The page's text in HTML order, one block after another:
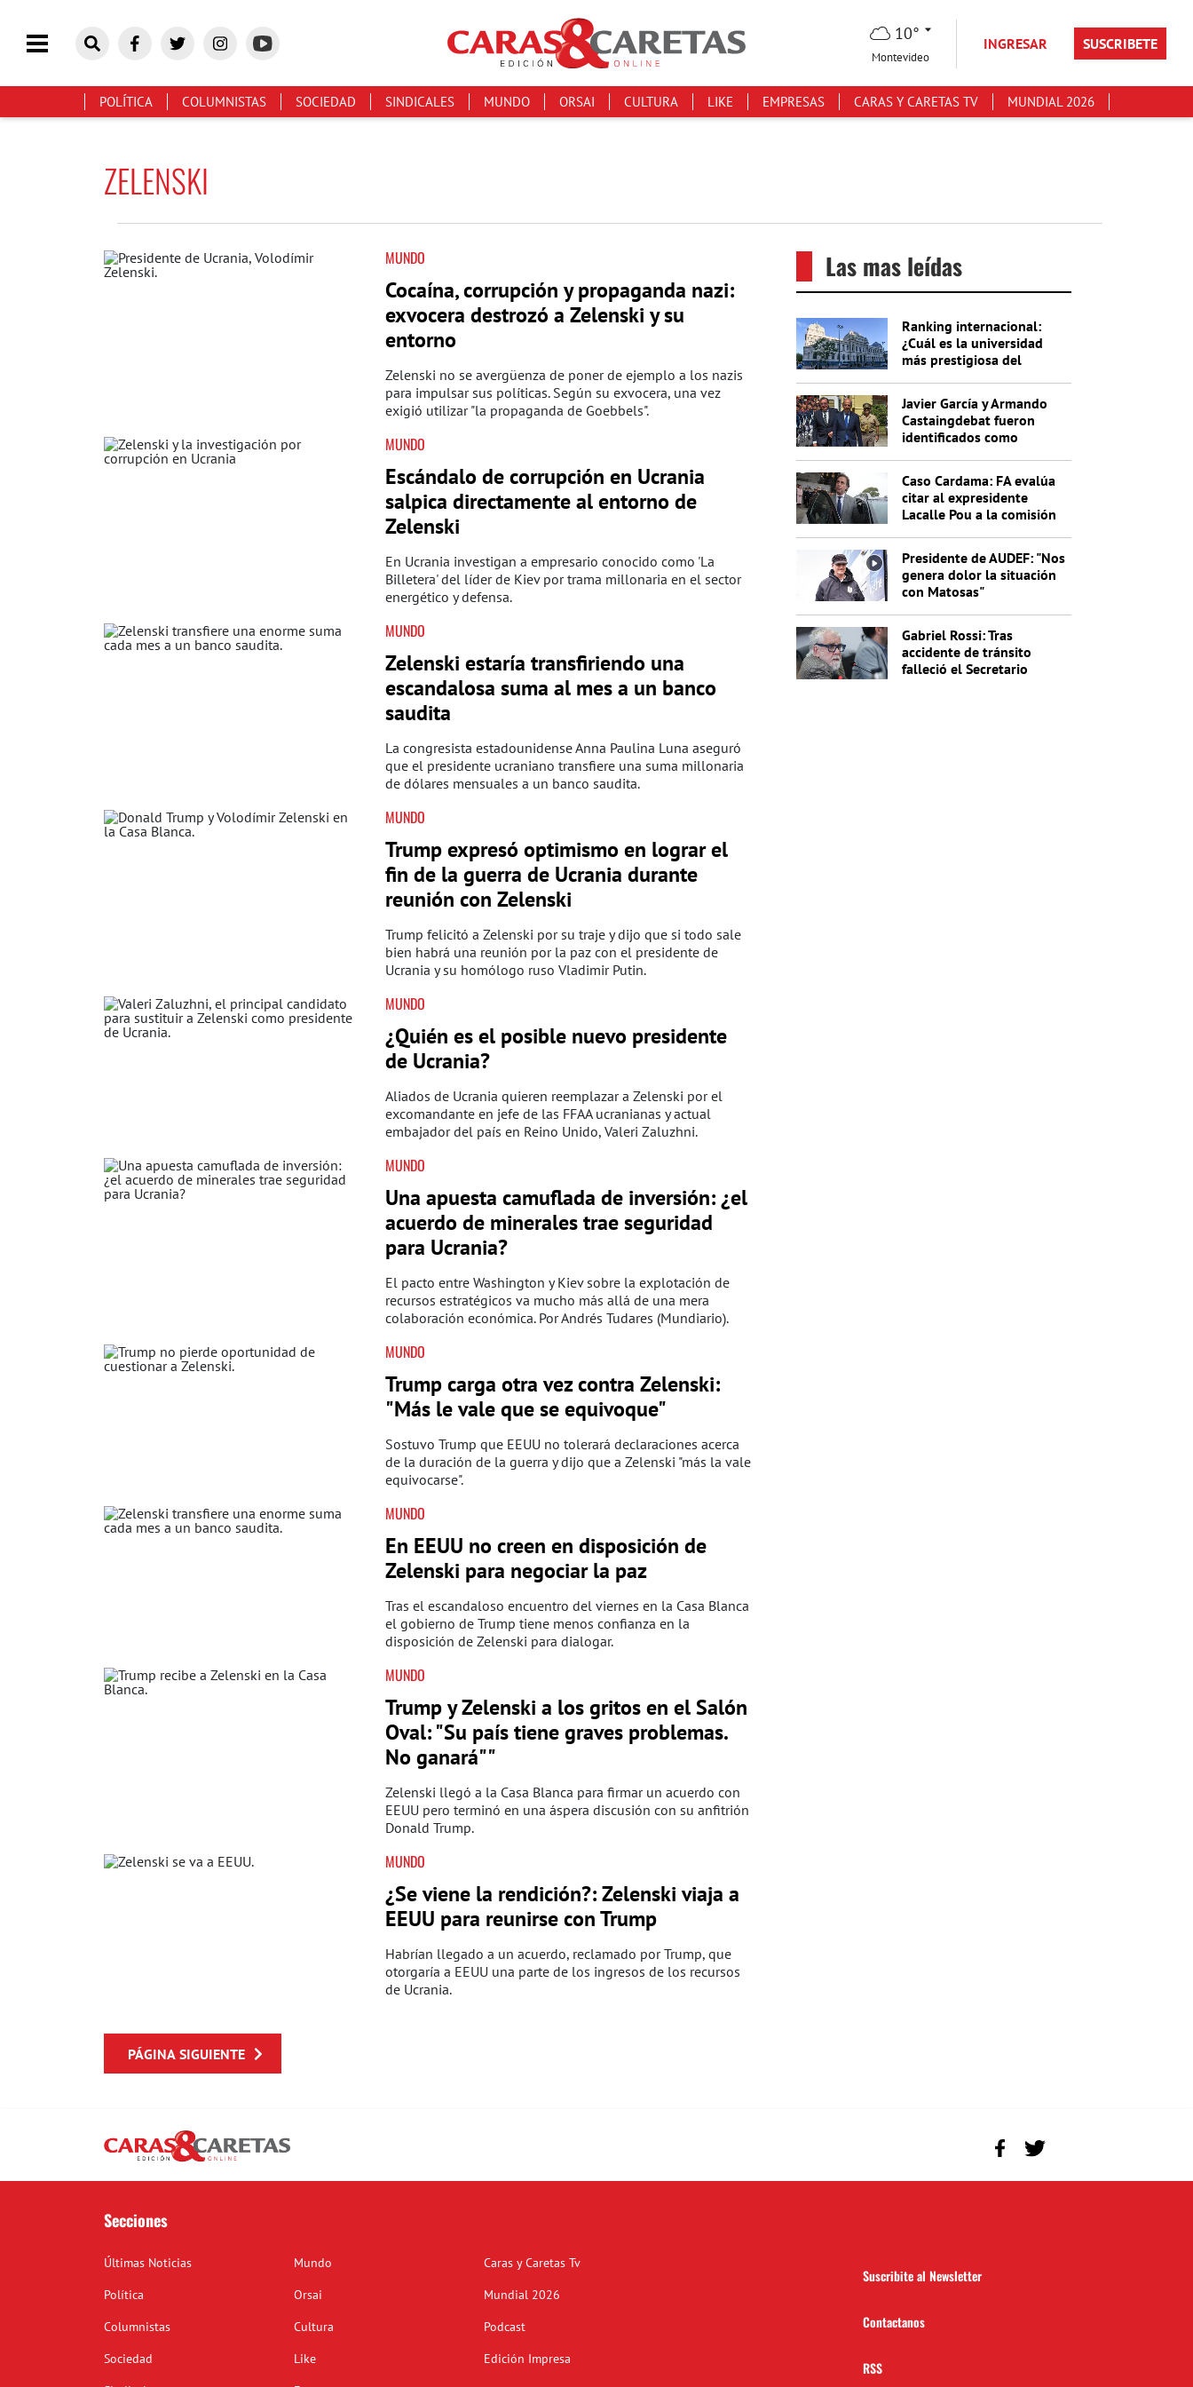
10°
Montevideo
INGRESAR SUSCRIBETE
POLÍTICA COLUMNISTAS SOCIEDAD SINDICALES MUNDO ORSAI CULTURA LIKE EMPRESAS CARAS Y CARETAS TV MUNDIAL 2026
ZELENSKI
MUNDO
Cocaína, corrupción y propaganda nazi:
exvocera destrozó a Zelenski y su
entorno
Zelenski no se avergüenza de poner de ejemplo a los nazis
para impulsar sus políticas. Según su exvocera, una vez
exigió utilizar "la propaganda de Goebbels".
MUNDO
Escándalo de corrupción en Ucrania
salpica directamente al entorno de
Zelenski
En Ucrania investigan a empresario conocido como 'La
Billetera' del líder de Kiev por trama millonaria en el sector
energético y defensa.
MUNDO
Zelenski estaría transfiriendo una
escandalosa suma al mes a un banco
saudita
La congresista estadounidense Anna Paulina Luna aseguró
que el presidente ucraniano transfiere una suma millonaria
de dólares mensuales a un banco saudita.
MUNDO
Trump expresó optimismo en lograr el
fin de la guerra de Ucrania durante
reunión con Zelenski
Trump felicitó a Zelenski por su traje y dijo que si todo sale
bien habrá una reunión por la paz con el presidente de
Ucrania y su homólogo ruso Vladimir Putin.
MUNDO
¿Quién es el posible nuevo presidente
de Ucrania?
Aliados de Ucrania quieren reemplazar a Zelenski por el
excomandante en jefe de las FFAA ucranianas y actual
embajador del país en Reino Unido, Valeri Zaluzhni.
MUNDO
Una apuesta camuflada de inversión: ¿el
acuerdo de minerales trae seguridad
para Ucrania?
El pacto entre Washington y Kiev sobre la explotación de
recursos estratégicos va mucho más allá de una mera
colaboración económica. Por Andrés Tudares (Mundiario).
MUNDO
Trump carga otra vez contra Zelenski:
"Más le vale que se equivoque"
Sostuvo Trump que EEUU no tolerará declaraciones acerca
de la duración de la guerra y dijo que a Zelenski "más la vale
equivocarse".
MUNDO
En EEUU no creen en disposición de
Zelenski para negociar la paz
Tras el escandaloso encuentro del viernes en la Casa Blanca
el gobierno de Trump tiene menos confianza en la
disposición de Zelenski para dialogar.
MUNDO
Trump y Zelenski a los gritos en el Salón
Oval: "Su país tiene graves problemas.
No ganará""
Zelenski llegó a la Casa Blanca para firmar un acuerdo con
EEUU pero terminó en una áspera discusión con su anfitrión
Donald Trump.
MUNDO
¿Se viene la rendición?: Zelenski viaja a
EEUU para reunirse con Trump
Habrían llegado a un acuerdo, reclamado por Trump, que
otorgaría a EEUU una parte de los ingresos de los recursos
de Ucrania.
PÁGINA SIGUIENTE
Las mas leídas
Ranking internacional:
¿Cuál es la universidad
más prestigiosa del
Javier García y Armando
Castaingdebat fueron
identificados como
Caso Cardama: FA evalúa
citar al expresidente
Lacalle Pou a la comisión
Presidente de AUDEF: "Nos
genera dolor la situación
con Matosas"
Gabriel Rossi: Tras
accidente de tránsito
falleció el Secretario
Secciones
Últimas Noticias
Política
Columnistas
Sociedad
Mundo
Orsai
Cultura
Like
Caras y Caretas Tv
Mundial 2026
Podcast
Edición Impresa
Suscribite al Newsletter
Contactanos
RSS